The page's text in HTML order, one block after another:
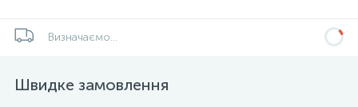
Визначаємо...
Швидке замовлення